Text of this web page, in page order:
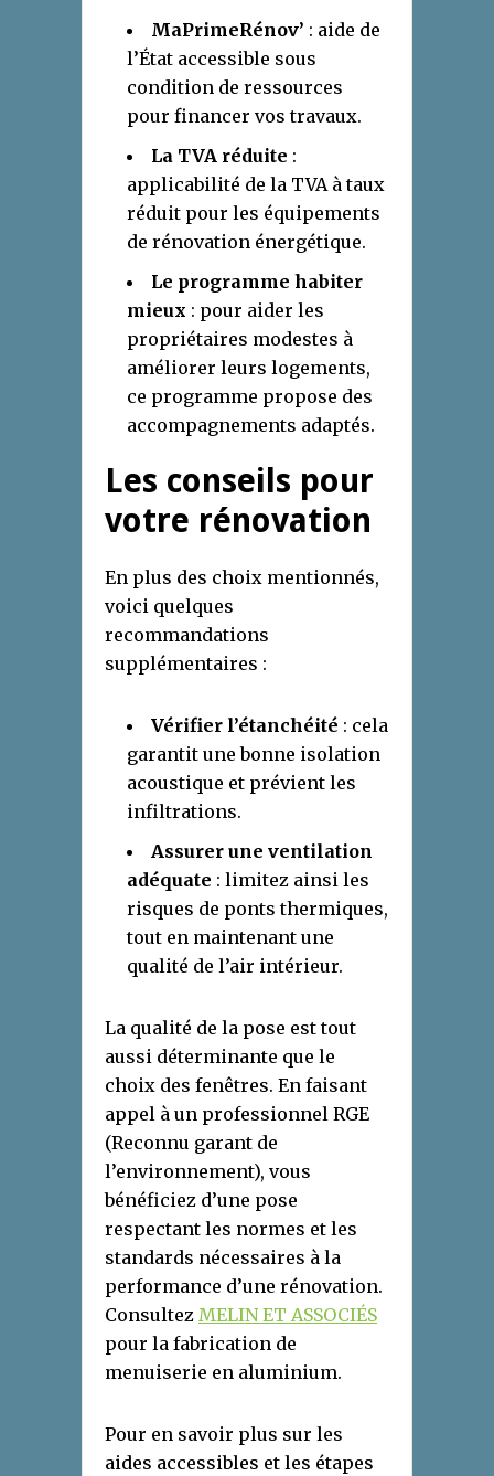
MaPrimeRénov’ : aide de
l’État accessible sous
condition de ressources
pour financer vos travaux.
La TVA réduite :
applicabilité de la TVA à taux
réduit pour les équipements
de rénovation énergétique.
Le programme habiter
mieux : pour aider les
propriétaires modestes à
améliorer leurs logements,
ce programme propose des
accompagnements adaptés.
Les conseils pour
votre rénovation
En plus des choix mentionnés,
voici quelques
recommandations
supplémentaires :
Vérifier l’étanchéité : cela
garantit une bonne isolation
acoustique et prévient les
infiltrations.
Assurer une ventilation
adéquate : limitez ainsi les
risques de ponts thermiques,
tout en maintenant une
qualité de l’air intérieur.
La qualité de la pose est tout
aussi déterminante que le
choix des fenêtres. En faisant
appel à un professionnel RGE
(Reconnu garant de
l’environnement), vous
bénéficiez d’une pose
respectant les normes et les
standards nécessaires à la
performance d’une rénovation.
Consultez MELIN ET ASSOCIÉS
pour la fabrication de
menuiserie en aluminium.
Pour en savoir plus sur les
aides accessibles et les étapes